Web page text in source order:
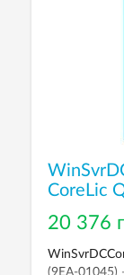
CoreLic
20 376
(9EA-01045)